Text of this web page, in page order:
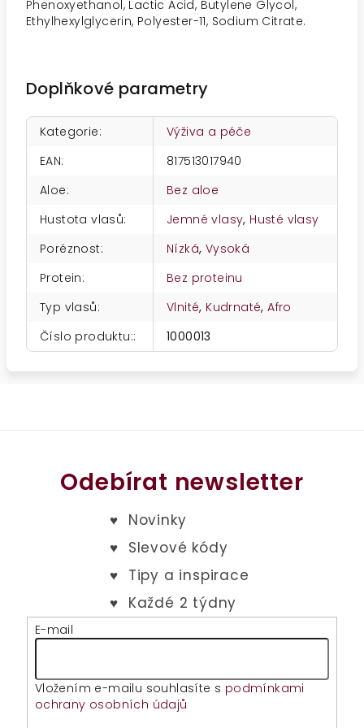
Phenoxyethanol, Lactic Acid, Butylene Glycol,
Ethylhexylglycerin, Polyester-11, Sodium Citrate.
Doplňkové parametry
Kategorie:
Výživa a péče
EAN:
817513017940
Aloe:
Bez aloe
Hustota vlasů: Jemné vlasy, Husté vlasy
Poréznost: Nízká, Vysoká
Protein:
Bez proteinu
Typ vlasů: Vlnité, Kudrnaté,Afro
Číslo produktu:: 1000013
Odebírat newsletter
E-mail
Vložením e-mailu souhlasíte s podmínkami
ochrany osobních údajů